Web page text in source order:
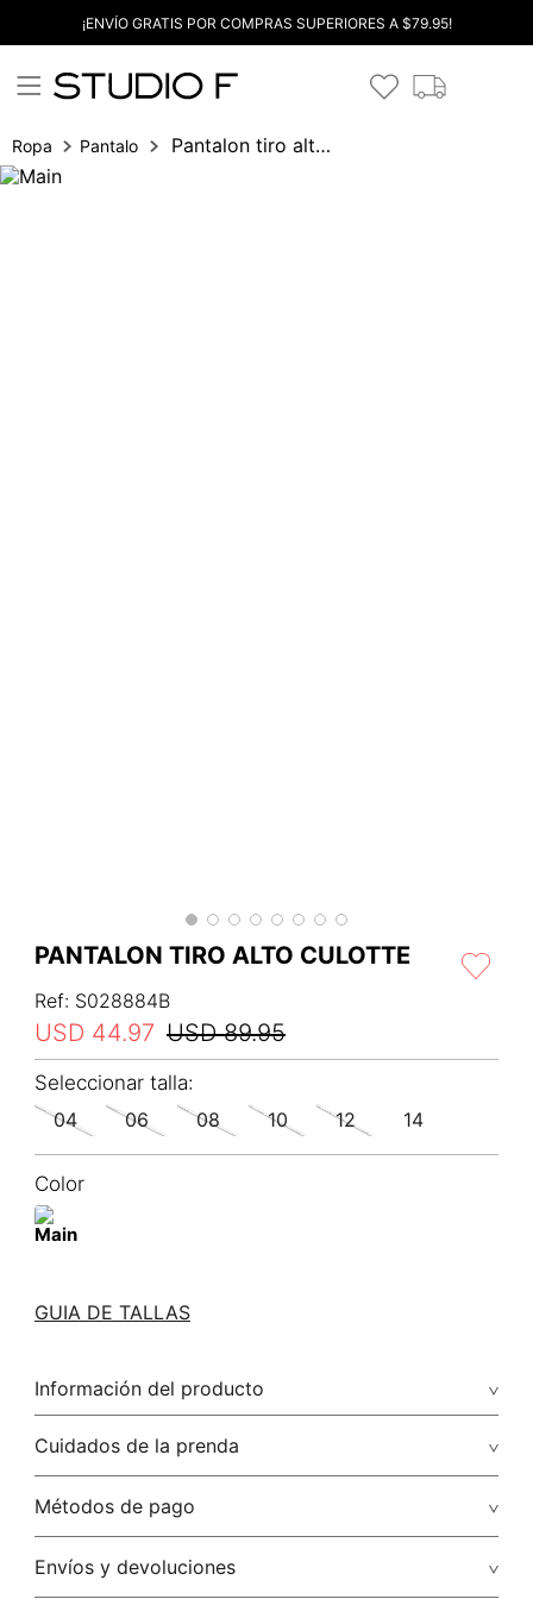
¡ENVÍO GRATIS POR COMPRAS SUPERIORES A $79.95!
Ropa Pantalones Pantalon tiro alto culotte
PANTALON TIRO ALTO CULOTTE
Ref: S028884B
USD 89.95
USD 44.97
04 06 08 10 12 14
Color
GUIA DE TALLAS
Información del producto
100.00% lino/linen
Cuidados de la prenda
Lavar a mano por separado / no dejar en remojo / no
Métodos de pago
Tarjetas de crédito: Visa, Dinners, Master Card y American
Envíos y devoluciones